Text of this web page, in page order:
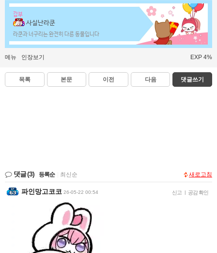
갑부
사실난라쿤
라쿤과 너구리는 완전히 다른 동물입니다
메뉴 인장보기 EXP 4%
목록 본문 이전 다음 댓글쓰기
댓글(3) 등록순 최신순 새로고침
파인망고코코 26-05-22 00:54 신고 | 공감 확인